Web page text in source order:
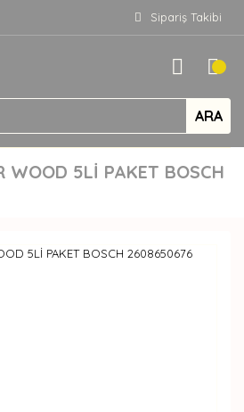
Sipariş Takibi
ARA
WOOD 5Lİ PAKET BOSCH